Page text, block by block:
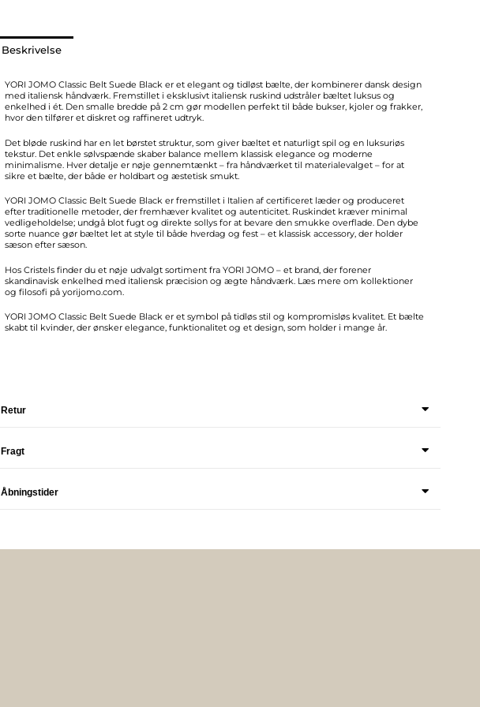
Beskrivelse
YORI JOMO Classic Belt Suede Black er et elegant og tidløst bælte, der kombinerer dansk design
med italiensk håndværk. Fremstillet i eksklusivt italiensk ruskind udstråler bæltet luksus og
enkelhed i ét. Den smalle bredde på 2 cm gør modellen perfekt til både bukser, kjoler og frakker,
hvor den tilfører et diskret og raffineret udtryk.
Det bløde ruskind har en let børstet struktur, som giver bæltet et naturligt spil og en luksuriøs
tekstur. Det enkle sølvspænde skaber balance mellem klassisk elegance og moderne
minimalisme. Hver detalje er nøje gennemtænkt – fra håndværket til materialevalget – for at
sikre et bælte, der både er holdbart og æstetisk smukt.
YORI JOMO Classic Belt Suede Black er fremstillet i Italien af certificeret læder og produceret
efter traditionelle metoder, der fremhæver kvalitet og autenticitet. Ruskindet kræver minimal
vedligeholdelse; undgå blot fugt og direkte sollys for at bevare den smukke overflade. Den dybe
sorte nuance gør bæltet let at style til både hverdag og fest – et klassisk accessory, der holder
sæson efter sæson.
Hos Cristels finder du et nøje udvalgt sortiment fra YORI JOMO – et brand, der forener
skandinavisk enkelhed med italiensk præcision og ægte håndværk. Læs mere om kollektioner
og filosofi på yorijomo.com
YORI JOMO Classic Belt Suede Black er et symbol på tidløs stil og kompromisløs kvalitet. Et bælte
skabt til kvinder, der ønsker elegance, funktionalitet og et design, som holder i mange år.
Retur
Fragt
Åbningstider